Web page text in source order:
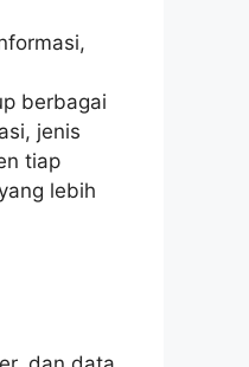
berbagai
jenis
tiap
lebih